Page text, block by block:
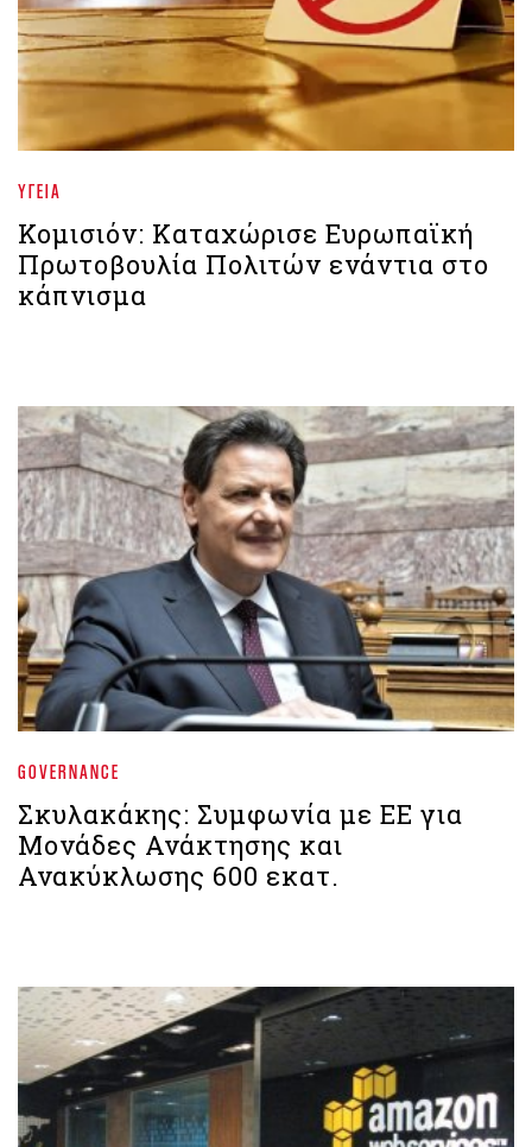
ΥΓΕΊΑ
Κομισιόν: Καταχώρισε Ευρωπαϊκή
Πρωτοβουλία Πολιτών ενάντια στο
κάπνισμα
GOVERNANCE
Σκυλακάκης: Συμφωνία με ΕΕ για
Μονάδες Ανάκτησης και
Ανακύκλωσης 600 εκατ.